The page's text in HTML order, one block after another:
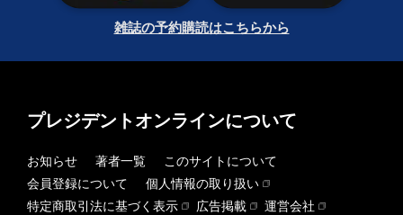
雑誌の予約購読はこちらから
プレジデントオンラインについて
お知らせ 著者一覧
このサイトについて
会員登録について
個人情報の取り扱い
特定商取引法に基づく表示
広告掲載
運営会社